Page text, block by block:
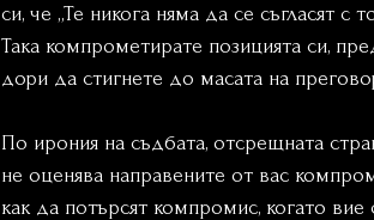
си, че „Те никога няма да се съгласят с
Така компрометирате позицията си,
дори да стигнете до масата на
По ирония на съдбата, отсрещната
не оценява направените от вас
как да потърсят компромис, когато вие